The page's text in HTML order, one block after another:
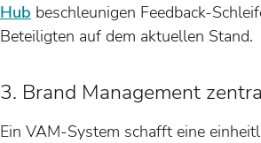
Hub beschleunigen Feedback-
Beteiligten auf dem aktuellen Stand.
3. Brand Management
Ein VAM-System schafft eine